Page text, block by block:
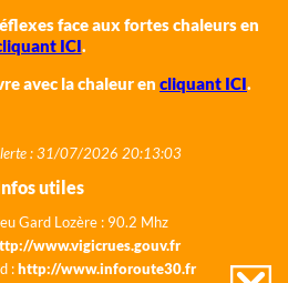
face aux fortes chaleurs en
ICI.
avec la chaleur en cliquant ICI.
: 31/07/2026 20:13:03
utiles
Gard Lozère : 90.2 Mhz
www.vigicrues.gouv.fr
:http://www.inforoute30.fr